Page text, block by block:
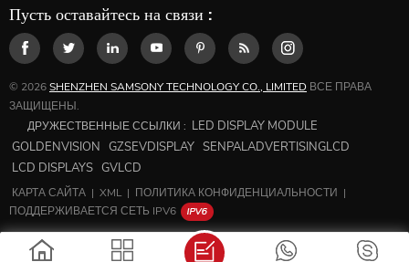
Пусть оставайтесь на связи :
© 2026SHENZHEN SAMSONY TECHNOLOGY CO., LIMITED ВСЕ ПРАВА
ЗАЩИЩЕНЫ.
ДРУЖЕСТВЕННЫЕ ССЫЛКИ : LED DISPLAY MODULE
GOLDENVISION GZSEVDISPLAY SENPALADVERTISINGLCD
LCD DISPLAYS GVLCD
КАРТА САЙТА | XML | ПОЛИТИКА КОНФИДЕНЦИАЛЬНОСТИ |
ПОДДЕРЖИВАЕТСЯ СЕТЬ IPV6